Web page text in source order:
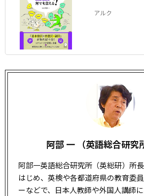
アルク
阿部 一 （英語総合研究
阿部一英語総合研究所（英総研）所
はじめ、英検や各都道府県の教育委
ーなどで、日本人教師や外国人講師に